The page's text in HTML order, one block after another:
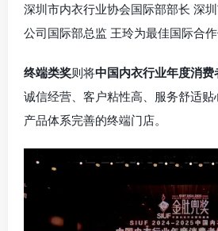
深圳市内衣行业协会国际部部长 深
公司国际部总监 王玲为最佳国际合
终端类奖则将中国内衣行业年度消费
诚信经营、客户粘性高、服务舒适贴
产品体系完善的终端门店。